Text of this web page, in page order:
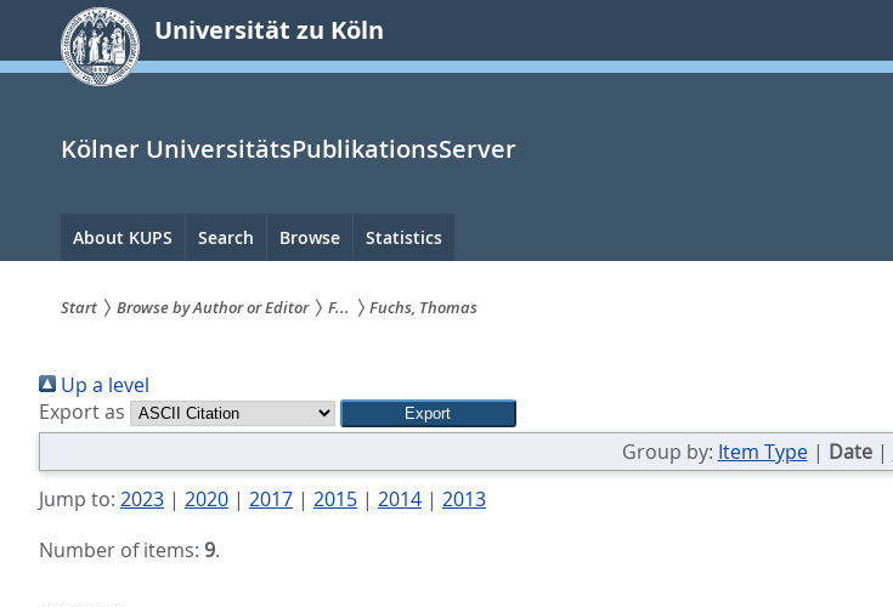
springen
Universität zu Köln
Kölner UniversitätsPublikationsServer
Hauptnavigation
About KUPS Search Browse Statistics
sind
hier:
Start Browse by Author or Editor F... Fuchs, Thomas
Up a level
Export as
Group by: Item Type| Date|
Jump to: 2023| 2020| 2017| 2015| 2014| 2013
Number of items: 9.